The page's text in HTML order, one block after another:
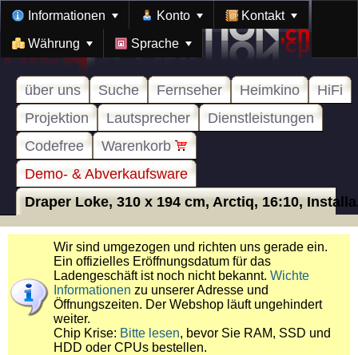
Informationen Konto Kontakt
Währung Sprache
über uns Suche Fernseher Heimkino
HiFi
Projektion
Lautsprecher
Dienstleistungen
Codefree
Warenkorb
Demo- & Abverkaufsware
Draper Loke, 310 x 194 cm, Arctiq, 16:10,
Wir sind umgezogen und richten uns gerade ein.
Ein offizielles Eröffnungsdatum für das
Ladengeschäft ist noch nicht bekannt. Wichte
Informationen zu unserer Adresse und
Öffnungszeiten. Der Webshop läuft ungehindert
weiter.
Chip Krise: Bitte lesen, bevor Sie RAM, SSD und
HDD oder CPUs bestellen.